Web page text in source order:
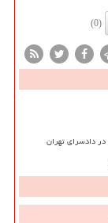
(0)